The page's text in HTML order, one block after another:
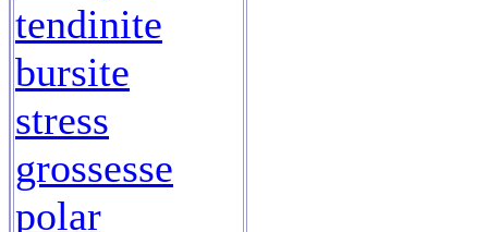
tendinite
bursite
stress
grossesse
polar